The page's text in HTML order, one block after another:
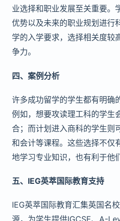
业选择和职业发展至关重要。
优势以及未来的职业规划进行
学的入学要求，选择相关度较
争力。
四、案例分析
许多成功留学的学生都有明确
例如，想要攻读理工科的学生
合；而计划进入商科的学生则
和会计等课程。这些选择不仅
地学习专业知识，也有利于他
五、IEG英萃国际教育支持
IEG英萃国际教育汇集英国名